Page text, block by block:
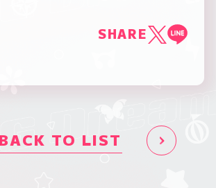
SHARE
BACK TO LIST